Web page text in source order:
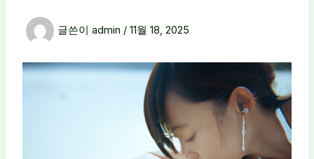
글쓴이 admin / 11월 18, 2025